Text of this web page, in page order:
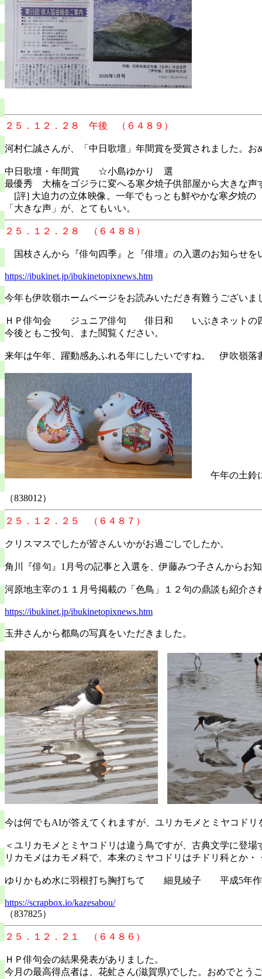
２５．１２．２８ 午後 （６４８９）
河村仁誠さんが、「中日歌壇」年間賞を受賞されました。お
中日歌壇・年間賞 ☆小島ゆかり 選
最優秀 大楠をゴジラに変へる寒夕焼子供部屋から大
[評] 大迫力の立体映像。一年でもっとも鮮やかな寒夕焼
「大きな声」が、とてもいい。
２５．１２．２８ （６４８８）
国枝さんから『俳句四季』と『俳壇』の入選のお知らせ
https://ibukinet.jp/ibukinetopixnews.htm
今年も伊吹嶺ホームページをお読みいただき有難うございま
ＨＰ俳句会 ジュニア俳句 俳日和 いぶきネット
今後ともご投句、また閲覧ください。
来年は午年、躍動感あふれる年にしたいですね。 伊吹嶺落
午年の土鈴
（838012）
２５．１２．２５ （６４８７）
クリスマスでしたが皆さんいかがお過ごしでしたか。
角川『俳句』1月号の記事と入選を、伊藤みつ子さんからお
河原地主宰の１１月号掲載の「色鳥」１２句の鼎談も紹介
https://ibukinet.jp/ibukinetopixnews.htm
玉井さんから都鳥の写真をいただきました。
今は何でもAIが答えてくれますが、ユリカモメとミヤコドリ
＜ユリカモメとミヤコドリは違う鳥ですが、古典文学に登
リカモメはカモメ科で、本来のミヤコドリはチドリ科とか・
ゆりかもめ水に羽根打ち胸打ちて 細見綾子 平
https://scrapbox.io/kazesabou/
（837825）
２５．１２．２１ （６４８６）
ＨＰ俳句会の結果発表がありました。
今月の最高得点者は、花虻さん(滋賀県)でした。おめでとう